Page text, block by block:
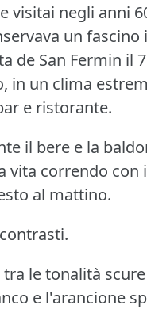
visitai negli anni
un fascino
de San Fermin il
in un clima
e ristorante.
il bere e la
vita correndo con
al mattino.
le tonalità
e l'arancione